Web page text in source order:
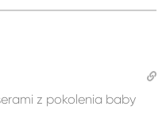
z pokolenia baby